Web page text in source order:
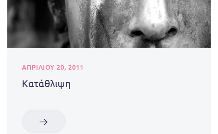
ΑΠΡΙΛΊΟΥ 20, 2011
Κατάθλιψη